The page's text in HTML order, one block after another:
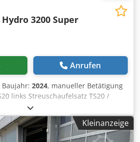
Hydro 3200 Super
Anrufen
Baujahr: 2024, manueller Betätigung
links Streuschaufelsatz TS20 /
links mit AutoTS und FlowControl
/ recht mit AutoTS und FlowControl
links mit AutoTS / Hauptscheibe
Kleinanzeige